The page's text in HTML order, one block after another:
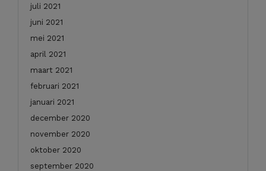
juli 2021
juni 2021
mei 2021
april 2021
maart 2021
februari 2021
januari 2021
december 2020
november 2020
oktober 2020
september 2020